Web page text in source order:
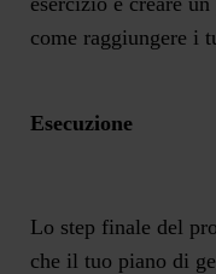
come raggiungere i
Esecuzione
Lo step finale del
che il tuo piano di